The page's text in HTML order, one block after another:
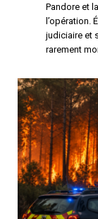
Pandore et
l’opération.
judiciaire et
rarement